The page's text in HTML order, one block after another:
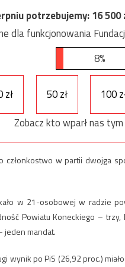
potrzebujemy:16 500
dla funkcjonowania
8%
zł 50 zł 100
Zobacz kto wparł nas tym
członkostwo w partii dwojga
w 21-osobowej w radzie
Powiatu Koneckiego –
jeden mandat.
wynik po PiS (26,92 proc.)